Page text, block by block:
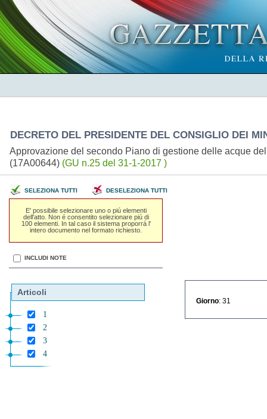
DECRETO DEL PRESIDENTE DEL CONSIGLIO DEI
Approvazione del secondo Piano di gestione delle acque
(17A00644) (GU n.25 del 31-1-2017 )
SELEZIONA TUTTI DESELEZIONA TUTTI
E' possibile selezionare uno o piú elementi
dell'atto. Non é consentito selezionare piú di
100 elementi. In tal caso il sistema proporrá l'
intero documento nel formato richiesto.
INCLUDI NOTE
Articoli
1
2
3
4
Giorno : 31